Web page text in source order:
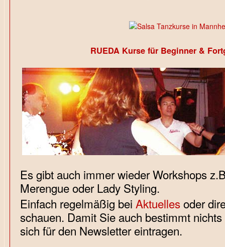
RUEDA Kurse für Beginner &
Es gibt auch immer wieder Workshops
Merengue oder Lady Styling.
Einfach regelmäßig bei Aktuellesoder
schauen. Damit Sie auch bestimmt
sich für den Newsletter eintragen.